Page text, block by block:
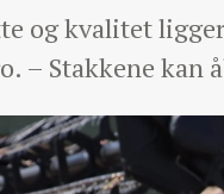
og kvalitet
– Stakkene kan